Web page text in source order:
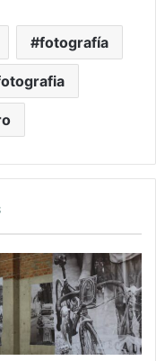
fotografía